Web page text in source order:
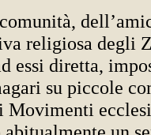
religiosa degli
essi diretta,
su piccole
Movimenti